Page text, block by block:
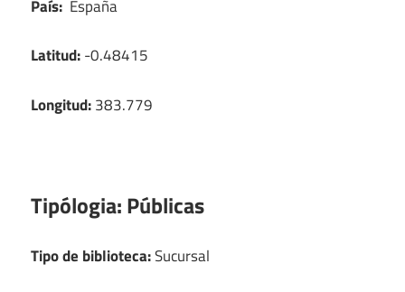
País: España
Latitud:-0.48415
Longitud:383.779
Tipólogia:Públicas
Tipo de biblioteca:Sucursal